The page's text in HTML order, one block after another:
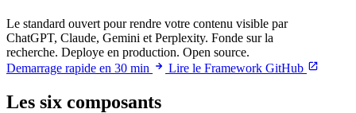
Le standard ouvert pour rendre votre contenu visible par
ChatGPT, Claude, Gemini et Perplexity. Fonde sur la
recherche. Deploye en production. Open source.
Demarrage rapide en 30 min
Lire le Framework GitHub
Les six composants